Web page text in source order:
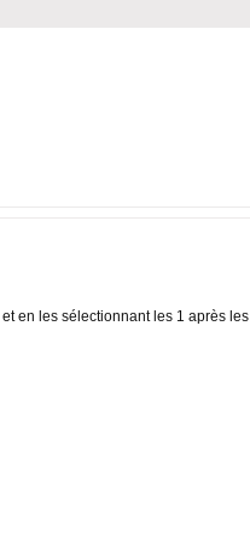
en les sélectionnant les 1 après